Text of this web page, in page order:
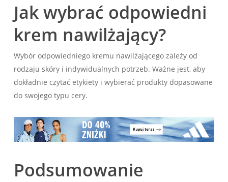
Jak wybrać odpowiedni
krem nawilżający?
Wybór odpowiedniego kremu nawilżającego zależy od
rodzaju skóry i indywidualnych potrzeb. Ważne jest, aby
dokładnie czytać etykiety i wybierać produkty dopasowane
do swojego typu cery.
Podsumowanie